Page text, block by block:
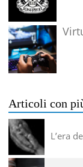
Articoli con
L’era